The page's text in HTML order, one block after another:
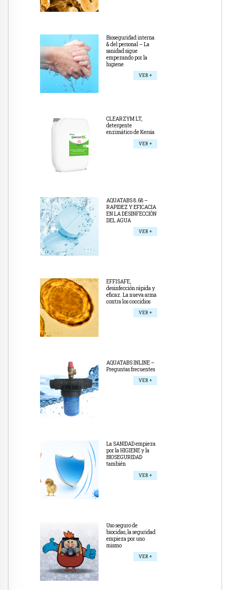
Bioseguridad interna
& del personal – La
sanidad sigue
empezando por la
higiene
VER +
CLEARZYM LT,
detergente
enzimático de Kersia
VER +
AQUATABS 8.68 –
RAPIDEZ Y EFICACIA
EN LA DESINFECCIÓN
DEL AGUA
VER +
EFFISAFE,
desinfección rápida y
eficaz. La nueva arma
contra los coccidios
VER +
AQUATABS INLINE –
Preguntas frecuentes
VER +
La SANIDAD empieza
por la HIGIENE y la
BIOSEGURIDAD
también
VER +
Uso seguro de
biocidas, la seguridad
empieza por uno
mismo
VER +